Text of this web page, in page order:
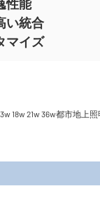
性能
い統合
マイズ